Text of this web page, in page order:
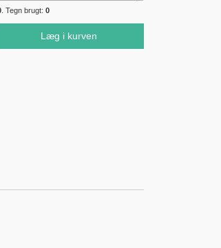
. Tegn brugt: 0
Læg i kurven